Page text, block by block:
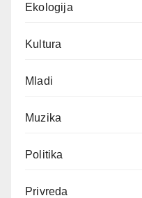
Ekologija
Kultura
Mladi
Muzika
Politika
Privreda